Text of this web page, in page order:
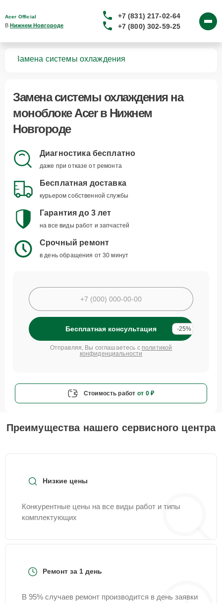
Acer Official
В Нижнем Новгороде
+7 (831) 217-02-64
+7 (800) 302-59-25
Замена системы охлаждения
Замена системы охлажденияна
моноблоке Acer в Нижнем
Новгороде
Диагностика бесплатно
даже при отказе от ремонта
Бесплатная доставка
курьером собственной службы
Гарантия до 3 лет
на все виды работ и запчастей
Срочный ремонт
в день обращения от 30 минут
Бесплатная консультация -25%
Отправляя, Вы соглашаетесь с политикой
конфиденциальности
Стоимость работ от 0 ₽
Преимущества нашего сервисного центра
Низкие цены
Конкурентные цены на все виды работ и типы
комплектующих
Ремонт за 1 день
В 95% случаев ремонт производится в день заявки